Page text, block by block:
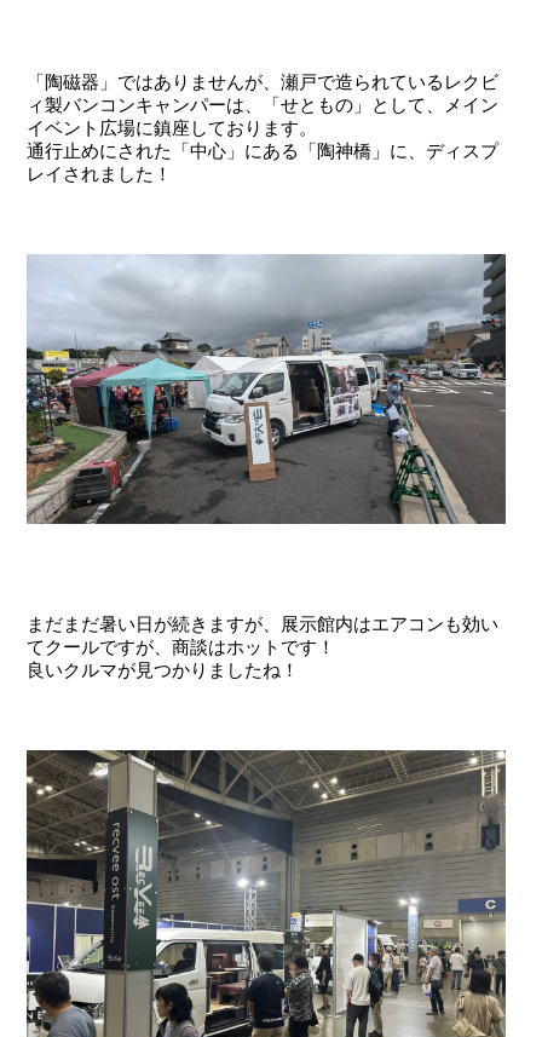
「陶磁器」ではありませんが、瀬戸で造られているレクビ
ィ製バンコンキャンパーは、「せともの」として、メイン
イベント広場に鎮座しております。
通行止めにされた「中心」にある「陶神橋」に、ディスプ
レイされました！
まだまだ暑い日が続きますが、展示館内はエアコンも効い
てクールですが、商談はホットです！
良いクルマが見つかりましたね！